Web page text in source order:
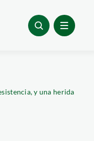
y una herida